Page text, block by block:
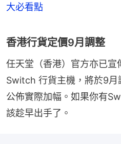
大必看點
香港行貨定價9月調整
任天堂（香港）官方亦已
Switch 行貨主機，將於9月
公佈實際加幅。如果你有
該趁早出手了。